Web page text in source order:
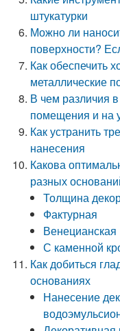
штукатурки
Можно ли
поверхности?
Как обеспечить
металлические
В чем различия
помещения и на
Как устранить
нанесения
Какова
разных
Толщина
Фактурная
Венецианская
С каменной
Как добиться
основаниях
Нанесение